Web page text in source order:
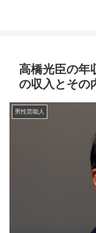
高橋光臣の年
の収入とその
男性芸能人